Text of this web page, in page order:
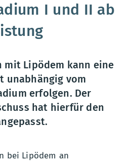
I und II ab
mit Lipödem kann eine
unabhängig vom
erfolgen. Der
hat hierfür den
bei Lipödem an